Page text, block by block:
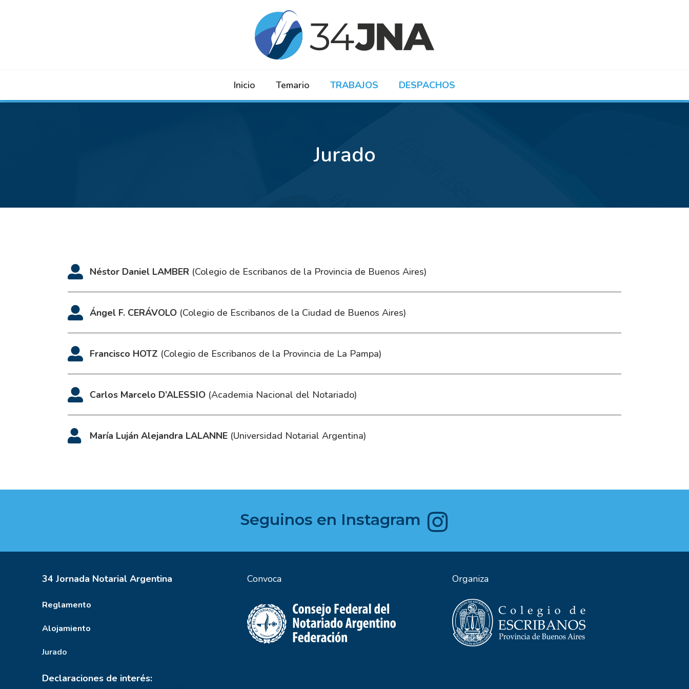
Inicio Temario TRABAJOS DESPACHOS
Jurado
Néstor Daniel LAMBER (Colegio de Escribanos de la Provincia de Buenos Aires)
Ángel F. CERÁVOLO(Colegio de Escribanos de la Ciudad de Buenos Aires)
Francisco HOTZ (Colegio de Escribanos de la Provincia de La Pampa)
Carlos Marcelo D’ALESSIO(Academia Nacional del Notariado)
María Luján Alejandra LALANNE(Universidad Notarial Argentina)
Seguinos en Instagram​
34 Jornada Notarial Argentina
Reglamento
Alojamiento
Jurado
Declaraciones de interés:
Convoca Organiza